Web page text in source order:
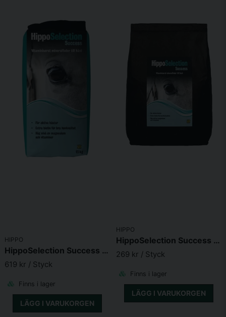
HIPPO
HippoSelection Success Pellets 15kg
619 kr / Styck
Finns i lager
LÄGG I VARUKORGEN
HIPPO
HippoSelection Success Pellets 5kg
269 kr / Styck
Finns i lager
LÄGG I VARUKORGEN